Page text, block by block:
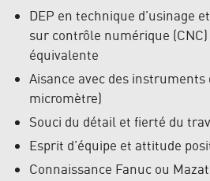
DEP en technique d’usinage
sur contrôle numérique
équivalente
Aisance avec des
micromètre)
Souci du détail et fierté du
Esprit d’équipe et attitude
Connaissance Fanuc ou